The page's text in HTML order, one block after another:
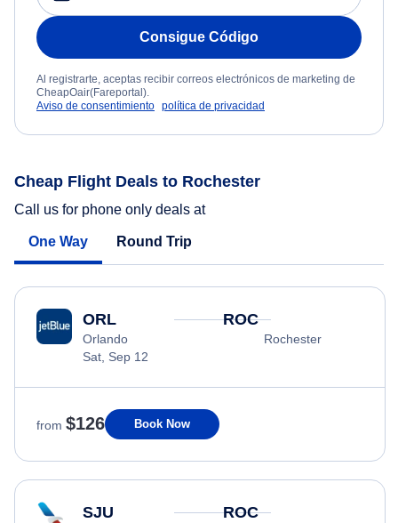
Consigue Código
Al registrarte, aceptas recibir correos electrónicos de marketing de
CheapOair(Fareportal).
Aviso de consentimiento política de privacidad
Cheap Flight Deals to Rochester
Call us for phone only deals at
One Way Round Trip
ORL
Orlando
Sat, Sep 12
ROC
Rochester
from $126 Book Now
SJU ROC